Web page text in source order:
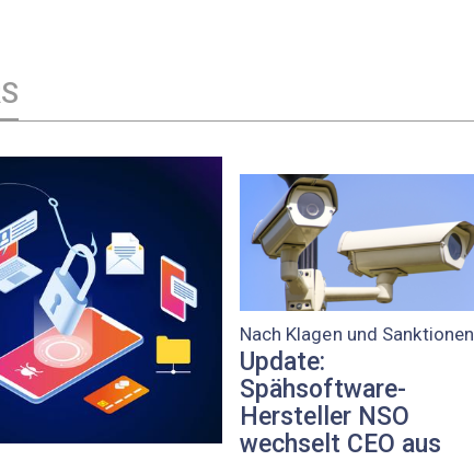
Nach Klagen und Sanktionen
Update:
Spähsoftware-
Hersteller NSO
wechselt CEO aus